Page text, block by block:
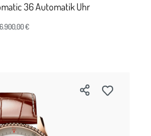
36 Automatik Uhr
6.900,00 €